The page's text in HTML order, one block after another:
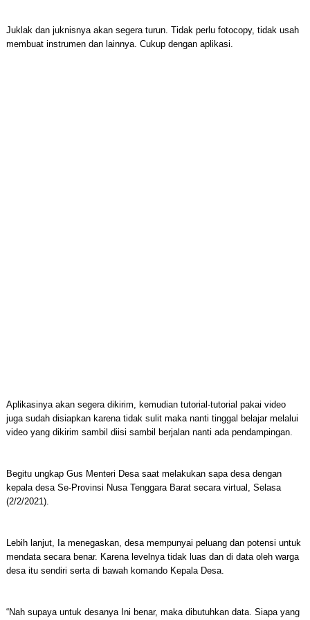
Juklak dan juknisnya akan segera turun. Tidak perlu fotocopy, tidak usah
membuat instrumen dan lainnya. Cukup dengan aplikasi.
Aplikasinya akan segera dikirim, kemudian tutorial-tutorial pakai video
juga sudah disiapkan karena tidak sulit maka nanti tinggal belajar melalui
video yang dikirim sambil diisi sambil berjalan nanti ada pendampingan.
Begitu ungkap Gus Menteri Desa saat melakukan sapa desa dengan
kepala desa Se-Provinsi Nusa Tenggara Barat secara virtual, Selasa
(2/2/2021).
Lebih lanjut, Ia menegaskan, desa mempunyai peluang dan potensi untuk
mendata secara benar. Karena levelnya tidak luas dan di data oleh warga
desa itu sendiri serta di bawah komando Kepala Desa.
“Nah supaya untuk desanya Ini benar, maka dibutuhkan data. Siapa yang